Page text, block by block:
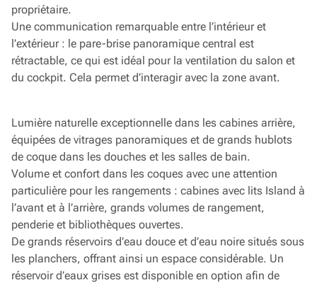
propriétaire.
Une communication remarquable entre l’intérieur et
l’extérieur : le pare-brise panoramique central est
rétractable, ce qui est idéal pour la ventilation du salon et
du cockpit. Cela permet d’interagir avec la zone avant.
Lumière naturelle exceptionnelle dans les cabines arrière,
équipées de vitrages panoramiques et de grands hublots
de coque dans les douches et les salles de bain.
Volume et confort dans les coques avec une attention
particulière pour les rangements : cabines avec lits Island à
l’avant et à l’arrière, grands volumes de rangement,
penderie et bibliothèques ouvertes.
De grands réservoirs d’eau douce et d’eau noire situés sous
les planchers, offrant ainsi un espace considérable. Un
réservoir d’eaux grises est disponible en option afin de